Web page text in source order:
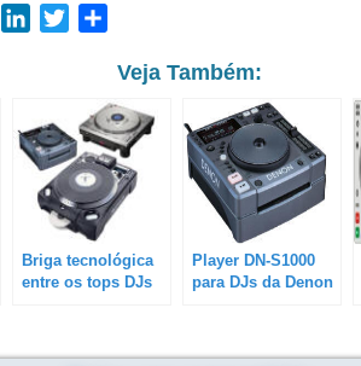
Email LinkedInTwitter
Veja Também:
Briga tecnológica
entre os tops DJs
Player DN-S1000
para DJs da Denon